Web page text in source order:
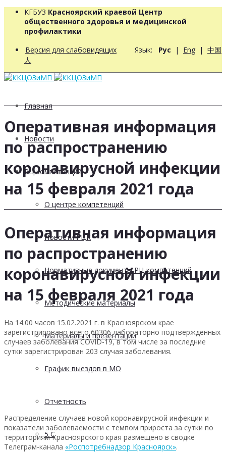
КГБУЗ Красноярский краевой Центр
общественного здоровья и медицинской
профилактики
Версия для слабовидящих Язык: Рус | Eng | 中国
人
Главная
Новости
РЦ компетенций
О центре компетенций
Новости РЦК
Нормативные документы РЦ компетенций
Методические материалы
Материалы и презентации
График выездов в МО
Отчетность
5 С
Оперативная информация
по распространению
коронавирусной инфекции
на 15 февраля 2021 года
Оперативная информация
по распространению
коронавирусной инфекции
на 15 февраля 2021 года
На 14.00 часов 15.02.2021 г. в Красноярском крае
зарегистрировано всего 60306 лабораторно подтвержденных
случаев заболевания COVID-19, в том числе за последние
сутки зарегистрирован 203 случая заболевания.
Распределение случаев новой коронавирусной инфекции и
показатели заболеваемости с темпом прироста за сутки по
территориям Красноярского края размещено в сводке
Телеграм-канала «Роспотребнадзор Красноярск».